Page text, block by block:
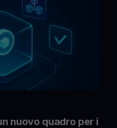
nuovo quadro per i